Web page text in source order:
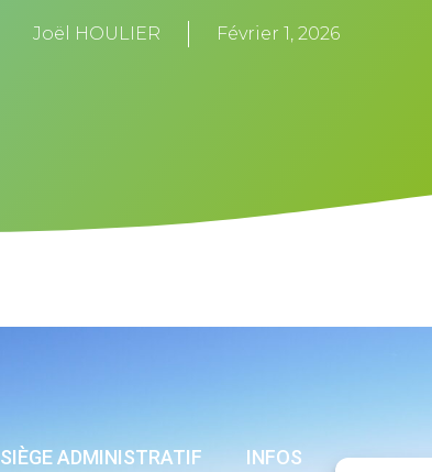
Joël HOULIER Février 1, 2026
SIÈGE ADMINISTRATIF INFOS